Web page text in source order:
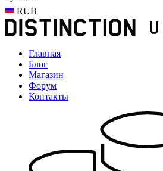
RUB
Главная
Блог
Магазин
Форум
Контакты